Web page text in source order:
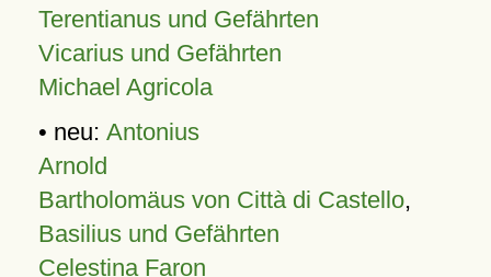
Terentianus und Gefährten
Vicarius und Gefährten
Michael Agricola
• neu: Antonius
Arnold
Bartholomäus von Città di Castello,
Basilius und Gefährten
Celestina Faron